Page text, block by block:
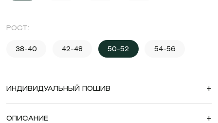
РОСТ:
38-40 42-48 50-52 54-56
ИНДИВИДУАЛЬНЫЙ ПОШИВ +
ОПИСАНИЕ +